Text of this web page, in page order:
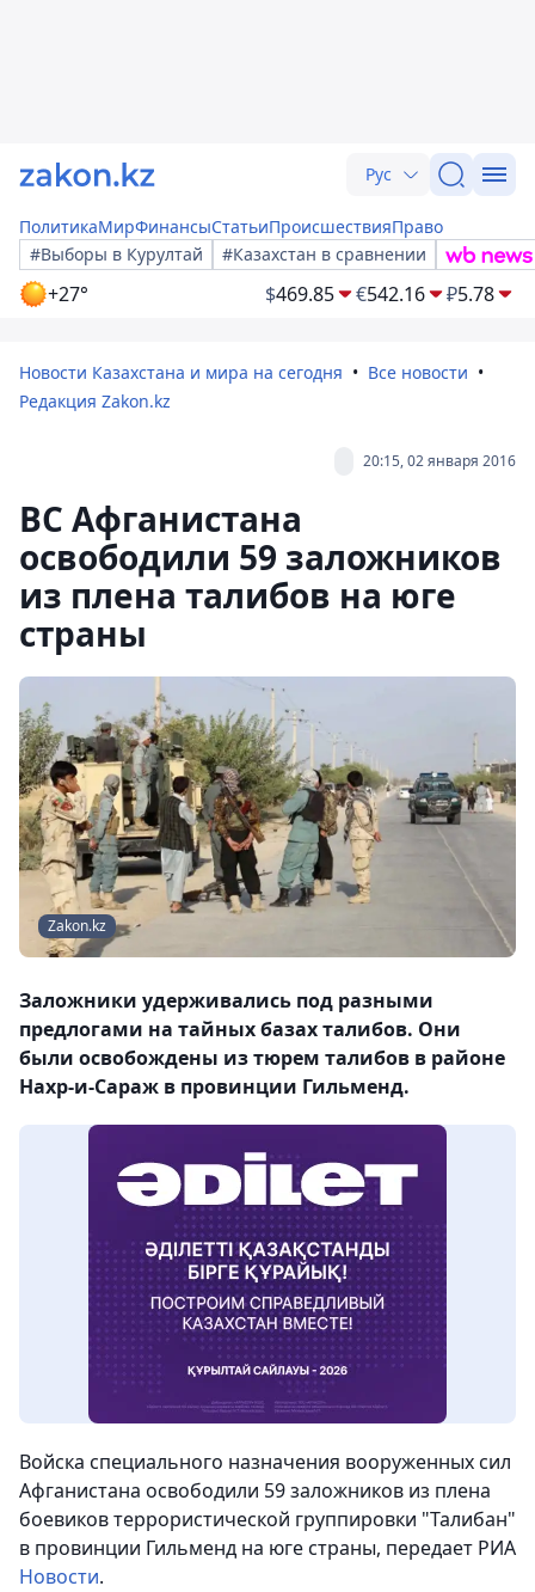
Рус
ПолитикаМирФинансыСтатьиПроисшествияПраво
#Выборы в Курултай
#Казахстан в сравнении
+27° $469.85 €542.16 ₽5.78
Новости Казахстана и мира на сегодня
Все новости
Редакция Zakon.kz
20:15, 02 января 2016
ВС Афганистана
освободили 59 заложников
из плена талибов на юге
страны
Zakon.kz
Заложники удерживались под разными
предлогами на тайных базах талибов. Они
были освобождены из тюрем талибов в районе
Нахр-и-Сараж в провинции Гильменд.
Войска специального назначения вооруженных сил
Афганистана освободили 59 заложников из плена
боевиков террористической группировки "Талибан"
в провинции Гильменд на юге страны, передает РИА
Новости.